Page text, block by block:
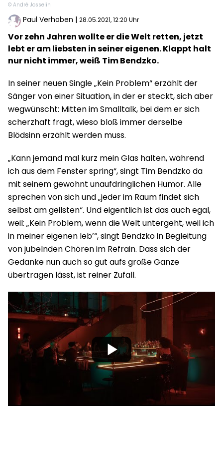
© André Josselin
Paul Verhoben | 28.05.2021, 12:20 Uhr
Vor zehn Jahren wollte er die Welt retten, jetzt
lebt er am liebsten in seiner eigenen. Klappt halt
nur nicht immer, weiß Tim Bendzko.
In seiner neuen Single „Kein Problem“ erzählt der
Sänger von einer Situation, in der er steckt, sich aber
wegwünscht: Mitten im Smalltalk, bei dem er sich
scherzhaft fragt, wieso bloß immer derselbe
Blödsinn erzählt werden muss.
„Kann jemand mal kurz mein Glas halten, während
ich aus dem Fenster spring“, singt Tim Bendzko da
mit seinem gewohnt unaufdringlichen Humor. Alle
sprechen von sich und „jeder im Raum findet sich
selbst am geilsten“. Und eigentlich ist das auch egal,
weil: „Kein Problem, wenn die Welt untergeht, weil ich
in meiner eigenen leb’“, singt Bendzko in Begleitung
von jubelnden Chören im Refrain. Dass sich der
Gedanke nun auch so gut aufs große Ganze
übertragen lässt, ist reiner Zufall.